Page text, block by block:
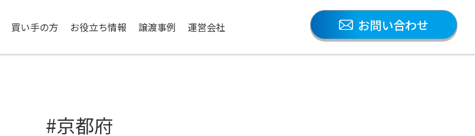
買い手の方 お役立ち情報 譲渡事例 運営会社 お問い合わせ
#京都府